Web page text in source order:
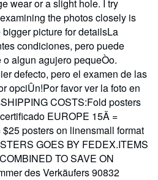
wear or a slight hole. I try
the photos closely is
picture for detailsLa
condiciones, pero puede
algun agujero pequeÒo.
defecto, pero el examen de las
opciÛn!Por favor ver la foto en
COSTS:Fold posters
EUROPE 15Ä =
posters on linensmall format
GOES BY FEDEX.ITEMS
TO SAVE ON
des Verkäufers 90832